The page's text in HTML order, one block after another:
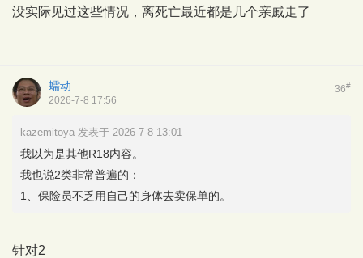
没实际见过这些情况，离死亡最近都是几个亲戚走了
36#
蠕动
2026-7-8 17:56
kazemitoya 发表于 2026-7-8 13:01
我以为是其他R18内容。
我也说2类非常普遍的：
1、保险员不乏用自己的身体去卖保单的。
针对2